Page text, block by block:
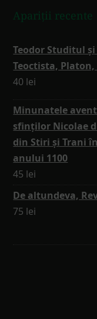
Apariții recente
Teodor Studitul
Teoctista, Platon,
40 lei
Minunatele
sfinților Nicolae
din Stiri și Trani
anului 1100
45 lei
De altundeva,
75 lei